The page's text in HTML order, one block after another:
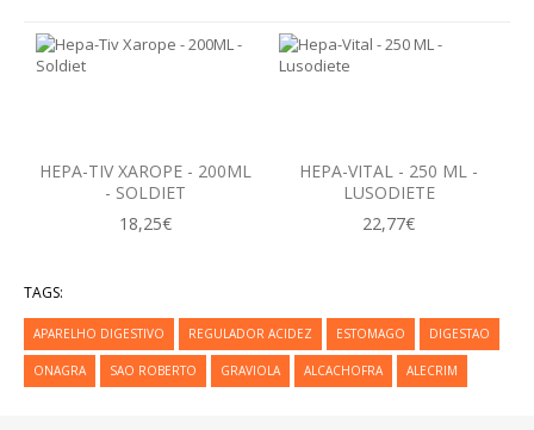
HIGIENE FEMININA
MÃOS E PÉS
SABONETES E GEL BANHO
TINTAS
HEPA-TIV XAROPE - 200ML
- SOLDIET
18,25€
HEPA-VITAL - 250 ML -
LUSODIETE
22,77€
TAGS:
APARELHO DIGESTIVO REGULADOR ACIDEZ ESTOMAGO DIGESTAO
ONAGRA SAO ROBERTO GRAVIOLA ALCACHOFRA ALECRIM